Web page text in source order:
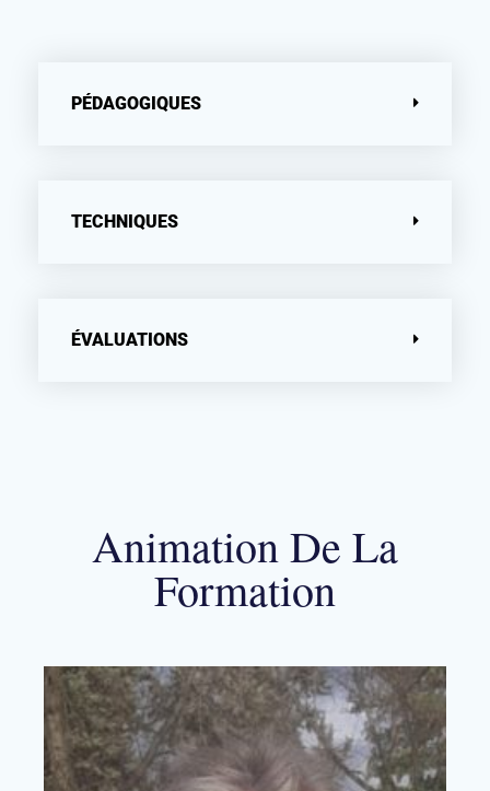
PÉDAGOGIQUES
TECHNIQUES
ÉVALUATIONS
Animation De La
Formation